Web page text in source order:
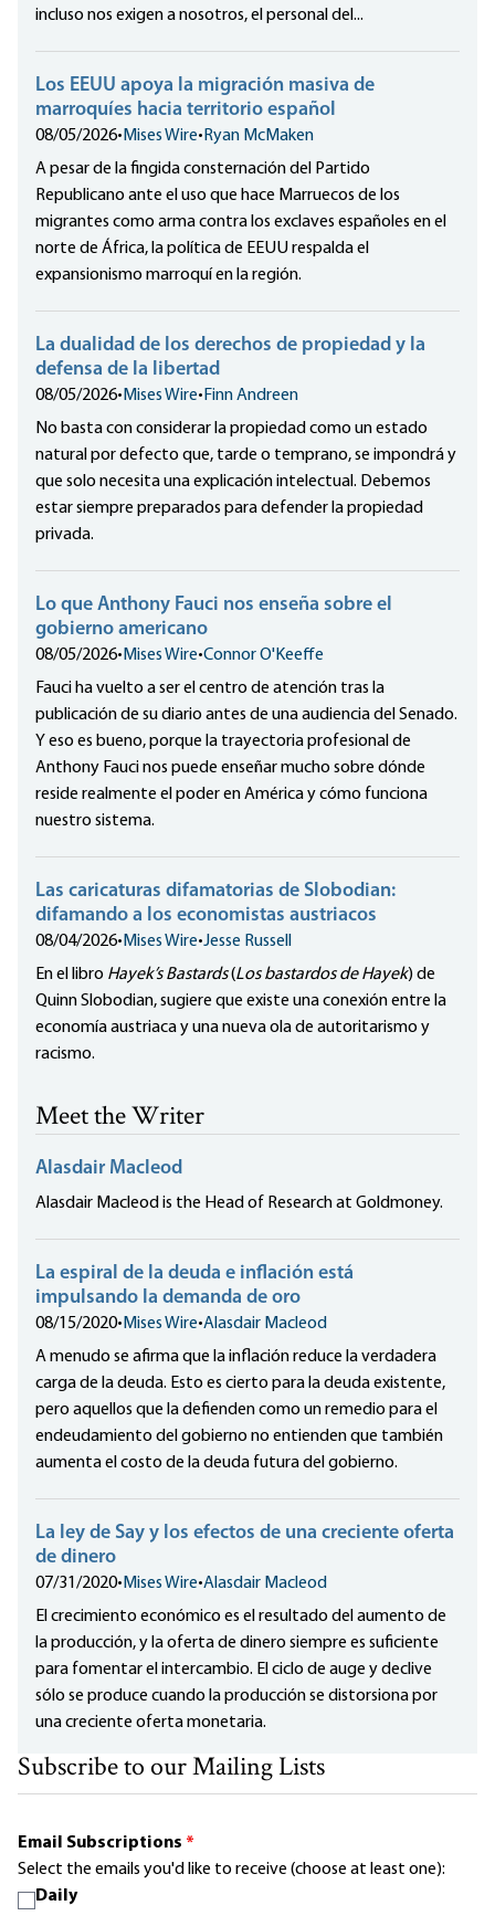
incluso nos exigen a nosotros, el personal del...
Los EEUU apoya la migración masiva de
marroquíes hacia territorio español
08/05/2026•Mises Wire•Ryan McMaken
A pesar de la fingida consternación del Partido
Republicano ante el uso que hace Marruecos de los
migrantes como arma contra los exclaves españoles en el
norte de África, la política de EEUU respalda el
expansionismo marroquí en la región.
La dualidad de los derechos de propiedad y la
defensa de la libertad
08/05/2026•Mises Wire•Finn Andreen
No basta con considerar la propiedad como un estado
natural por defecto que, tarde o temprano, se impondrá y
que solo necesita una explicación intelectual. Debemos
estar siempre preparados para defender la propiedad
privada.
Lo que Anthony Fauci nos enseña sobre el
gobierno americano
08/05/2026•Mises Wire•Connor O'Keeffe
Fauci ha vuelto a ser el centro de atención tras la
publicación de su diario antes de una audiencia del Senado.
Y eso es bueno, porque la trayectoria profesional de
Anthony Fauci nos puede enseñar mucho sobre dónde
reside realmente el poder en América y cómo funciona
nuestro sistema.
Las caricaturas difamatorias de Slobodian:
difamando a los economistas austriacos
08/04/2026•Mises Wire•Jesse Russell
En el libro Hayek’s Bastards(Los bastardos de Hayek) de
Quinn Slobodian, sugiere que existe una conexión entre la
economía austriaca y una nueva ola de autoritarismo y
racismo.
Meet the Writer
Alasdair Macleod
Alasdair Macleod is the Head of Research at Goldmoney.
La espiral de la deuda e inflación está
impulsando la demanda de oro
08/15/2020•Mises Wire•Alasdair Macleod
A menudo se afirma que la inflación reduce la verdadera
carga de la deuda. Esto es cierto para la deuda existente,
pero aquellos que la defienden como un remedio para el
endeudamiento del gobierno no entienden que también
aumenta el costo de la deuda futura del gobierno.
La ley de Say y los efectos de una creciente oferta
de dinero
07/31/2020•Mises Wire•Alasdair Macleod
El crecimiento económico es el resultado del aumento de
la producción, y la oferta de dinero siempre es suficiente
para fomentar el intercambio. El ciclo de auge y declive
sólo se produce cuando la producción se distorsiona por
una creciente oferta monetaria.
Subscribe to our Mailing Lists
Email Subscriptions *
Select the emails you'd like to receive (choose at least one):
Daily